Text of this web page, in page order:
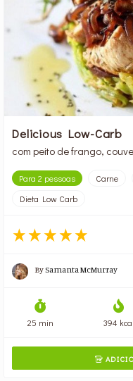
Delicious Low-Carb
com peito de frango,
Para 2 pessoas Carne
Dieta Low Carb
BySamanta McMurray
25 min 394 kcal
